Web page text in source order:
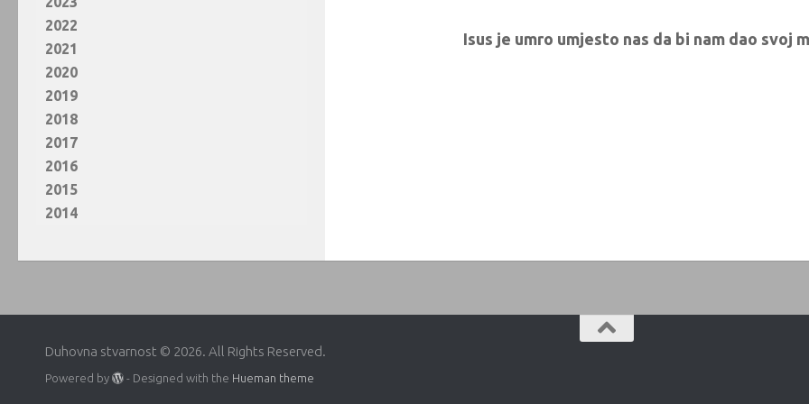
Isus je umro umjesto nas da bi nam dao svoj
2022
2021
2020
2019
2018
2017
2016
2015
2014
Duhovna stvarnost © 2026. All Rights Reserved.
Powered by - Designed with the Hueman theme